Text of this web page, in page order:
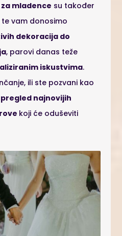
mladence su također
vam donosimo
dekoracija do
, parovi danas teže
iskustvima.
ili ste pozvani kao
pregled najnovijih
koji će oduševiti